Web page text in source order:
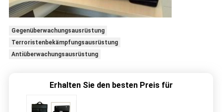
Gegenüberwachungsausrüstung
Terroristenbekämpfungsausrüstung
Antiüberwachungsausrüstung
Erhalten Sie den besten Preis für